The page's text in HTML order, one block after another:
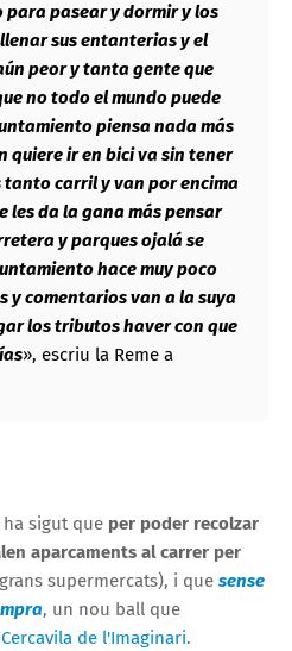
pasear y dormir y los
sus entanterias y el
peor y tanta gente que
no todo el mundo puede
piensa nada más
quiere ir en bici va sin tener
tanto carril y van por encima
les da la gana más pensar
y parques ojalá se
hace muy poco
y comentarios van a la suya
los tributos haver con que
», escriu la Reme a
ha sigut que per poder recolzar
aparcaments al carrer per
supermercats), i que sense
, un nou ball que
Cercavila de l'Imaginari.